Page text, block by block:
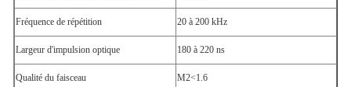
Fréquence de répétition 20 à 200 kHz
Largeur d'impulsion optique 180 à 220 ns
Qualité du faisceau M2<1.6